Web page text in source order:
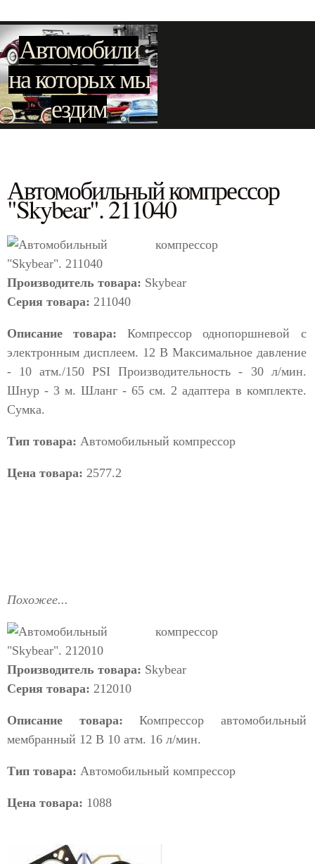
Автомобили
на которых мы
ездим
Автомобильный компрессор
"Skybear". 211040
Производитель товара: Skybear
Серия товара: 211040
Описание товара: Компрессор однопоршневой с
электронным дисплеем. 12 В Максимальное давление
- 10 атм./150 PSI Производительность - 30 л/мин.
Шнур - 3 м. Шланг - 65 см. 2 адаптера в комплекте.
Сумка.
Тип товара: Автомобильный компрессор
Цена товара: 2577.2
Похожее...
Производитель товара: Skybear
Серия товара: 212010
Описание товара: Компрессор автомобильный
мембранный 12 В 10 атм. 16 л/мин.
Тип товара: Автомобильный компрессор
Цена товара: 1088